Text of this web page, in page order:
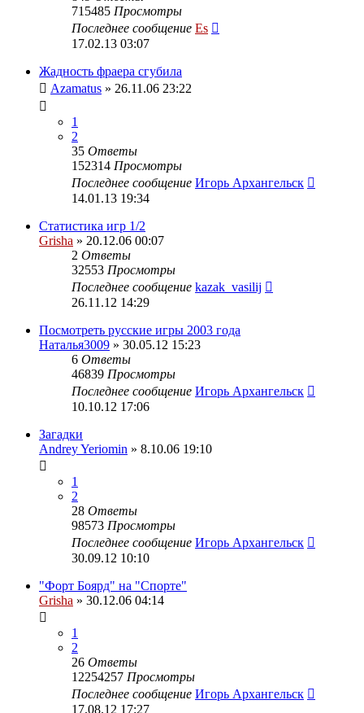
715485 Просмотры
Последнее сообщение Es
17.02.13 03:07
Жадность фраера сгубила
Azamatus » 26.11.06 23:22
1
2
35 Ответы
152314 Просмотры
Последнее сообщение Игорь Архангельск
14.01.13 19:34
Статистика игр 1/2
Grisha » 20.12.06 00:07
2 Ответы
32553 Просмотры
Последнее сообщение kazak_vasilij
26.11.12 14:29
Посмотреть русские игры 2003 года
Наталья3009 » 30.05.12 15:23
6 Ответы
46839 Просмотры
Последнее сообщение Игорь Архангельск
10.10.12 17:06
Загадки
Andrey Yeriomin » 8.10.06 19:10
1
2
28 Ответы
98573 Просмотры
Последнее сообщение Игорь Архангельск
30.09.12 10:10
"Форт Боярд" на "Спорте"
Grisha » 30.12.06 04:14
1
2
26 Ответы
12254257 Просмотры
Последнее сообщение Игорь Архангельск
17.08.12 17:27